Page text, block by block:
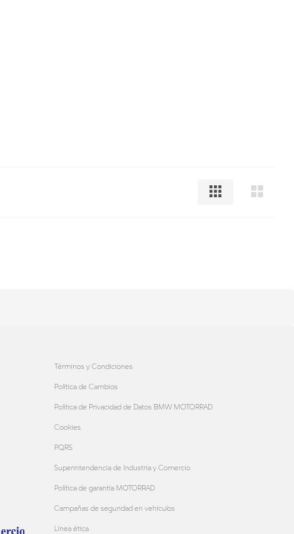
Términos y Condiciones
Política de Cambios
Política de Privacidad de Datos BMW MOTORRAD
Cookies
PQRS
Superintendencia de Industria y Comercio
Política de garantía MOTORRAD
Campañas de seguridad en vehículos
Línea ética